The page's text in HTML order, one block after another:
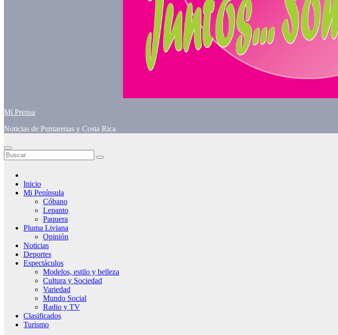
Mi Prensa
Noticias de Puntarenas y Costa Rica
Inicio
Mi Península
Cóbano
Lepanto
Paquera
Pluma Liviana
Opinión
Noticias
Deportes
Espectáculos
Modelos, estilo y belleza
Cultura y Sociedad
Variedad
Mundo Social
Radio y TV
Clasificados
Turismo